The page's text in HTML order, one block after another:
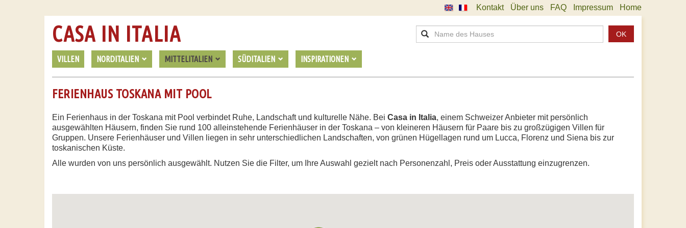
Kontakt Über uns FAQ Impressum Home
VILLEN NORDITALIEN MITTELITALIEN SÜDITALIEN INSPIRATIONEN
CASA IN ITALIA OK
FERIENHAUS TOSKANA MIT POOL
Ein Ferienhaus in der Toskana mit Pool verbindet Ruhe, Landschaft und kulturelle Nähe. Bei Casa in Italia, einem Schweizer Anbieter mit persönlich
ausgewählten Häusern, finden Sie rund 100 alleinstehende Ferienhäuser in der Toskana – von kleineren Häusern für Paare bis zu großzügigen Villen für
Gruppen. Unsere Ferienhäuser und Villen liegen in sehr unterschiedlichen Landschaften, von grünen Hügellagen rund um Lucca, Florenz und Siena bis zur
toskanischen Küste.
Alle wurden von uns persönlich ausgewählt. Nutzen Sie die Filter, um Ihre Auswahl gezielt nach Personenzahl, Preis oder Ausstattung einzugrenzen.